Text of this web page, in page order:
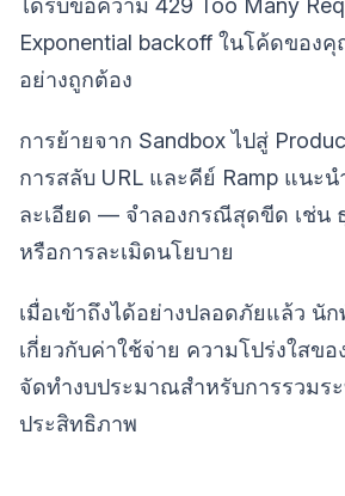
ได้รับข้อความ 429 Too Many
Exponential backoff ในโค้ดของ
อย่างถูกต้อง
การย้ายจาก Sandbox ไปสู่
การสลับ URL และคีย์ Ramp แนะ
ละเอียด — จำลองกรณีสุดขีด เช่น
หรือการละเมิดนโยบาย
เมื่อเข้าถึงได้อย่างปลอดภัยแล้ว นั
เกี่ยวกับค่าใช้จ่าย ความโปร่งใสข
จัดทำงบประมาณสำหรับการรวมร
ประสิทธิภาพ